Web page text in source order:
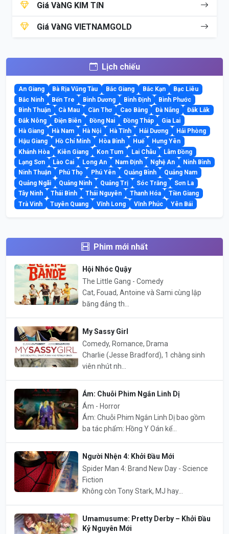
Giá VàNG KIM TíN
Giá VàNG VIETNAMGOLD
Lịch chiếu
An Giang Bà Rịa Vũng Tàu Bắc Giang Bắc Kạn
Bạc Liêu
Bắc Ninh
Bến Tre Bình Dương Bình Định
Bình Phước
Bình Thuận
Cà Mau Cần Thơ Cao Bằng Đà Nẵng
Đắk Lắk
Đắk Nông
Điện Biên Đồng Nai Đồng Tháp
Gia Lai
Hà Giang
Hà Nam Hà Nội Hà Tĩnh Hải Dương
Hải Phòng
Hậu Giang
Hồ Chí Minh Hòa Bình Huế
Hưng Yên
Khánh Hòa
Kiên Giang Kon Tum Lai Châu
Lâm Đồng
Lạng Sơn
Lào Cai Long An Nam Định Nghệ An
Ninh Bình
Ninh Thuận
Phú Thọ Phú Yên Quảng Bình
Quảng Nam
Quảng Ngãi
Quảng Ninh Quảng Trị Sóc Trăng
Sơn La
Tây Ninh
Thái Bình Thái Nguyên Thanh Hóa
Tiền Giang
Trà Vinh
Tuyên Quang Vĩnh Long Vĩnh Phúc Yên Bái
Phim mới nhất
Hội Nhóc Quậy
The Little Gang - Comedy
Cat, Fouad, Antoine và Sami cùng lập
băng đảng th...
My Sassy Girl
Comedy, Romance, Drama
Charlie (Jesse Bradford), 1 chàng sinh
viên nhút nh...
Ám: Chuỗi Phim Ngắn Linh Dị
Ám - Horror
Ám: Chuỗi Phim Ngắn Linh Dị bao gồm
ba tác phẩm: Hồng Y Oán kể...
Người Nhện 4: Khởi Đầu Mới
Spider Man 4: Brand New Day - Science
Fiction
Không còn Tony Stark, MJ hay...
Umamusume: Pretty Derby – Khởi Đầu
Kỷ Nguyên Mới